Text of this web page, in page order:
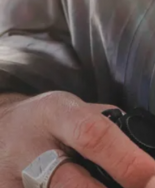
로
건
너
뛰
기